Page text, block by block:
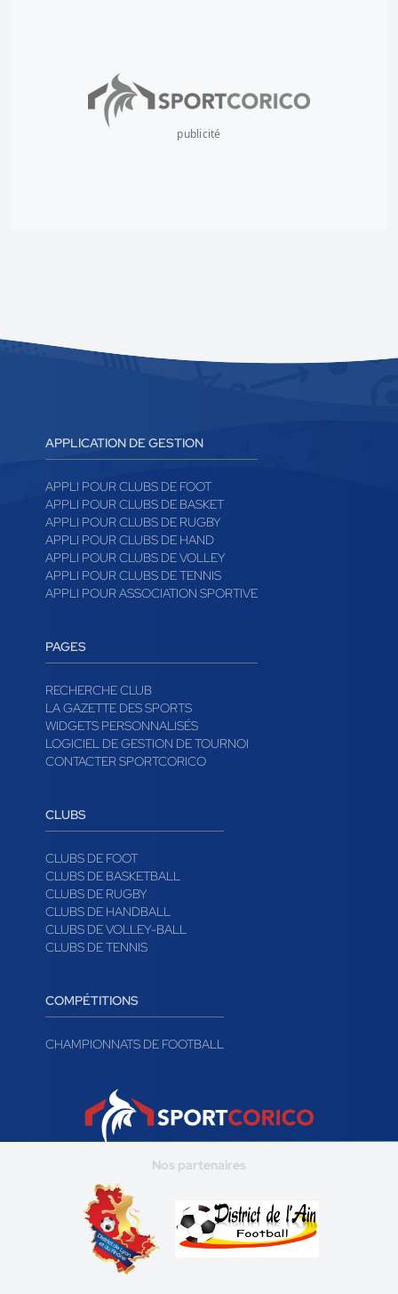
publicité
APPLICATION DE GESTION
APPLI POUR CLUBS DE FOOT
APPLI POUR CLUBS DE BASKET
APPLI POUR CLUBS DE RUGBY
APPLI POUR CLUBS DE HAND
APPLI POUR CLUBS DE VOLLEY
APPLI POUR CLUBS DE TENNIS
APPLI POUR ASSOCIATION SPORTIVE
PAGES
RECHERCHE CLUB
LA GAZETTE DES SPORTS
WIDGETS PERSONNALISÉS
LOGICIEL DE GESTION DE TOURNOI
CONTACTER SPORTCORICO
CLUBS
CLUBS DE FOOT
CLUBS DE BASKETBALL
CLUBS DE RUGBY
CLUBS DE HANDBALL
CLUBS DE VOLLEY-BALL
CLUBS DE TENNIS
COMPÉTITIONS
CHAMPIONNATS DE FOOTBALL
Nos partenaires